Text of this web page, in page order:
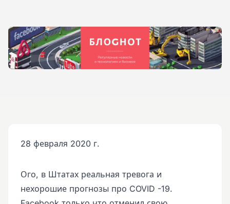
28 февраля 2020 г.
Ого, в Штатах реальная тревога и
нехорошие прогнозы про COVID -19.